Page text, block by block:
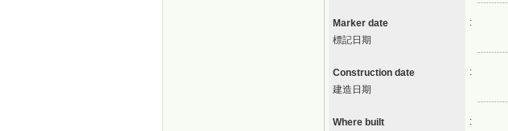
Marker date
標記日期
:
Construction date
建造日期
:
Where built
: